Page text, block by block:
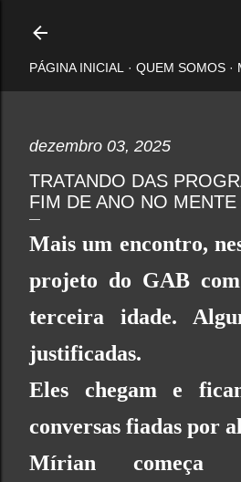
PÁGINA INICIAL QUEM SOMOS
dezembro 03, 2025
TRATANDO DAS
FIM DE ANO NO MENTE
Mais um encontro,
projeto do GAB
terceira idade.
justificadas.
Eles chegam e
conversas fiadas por
Mírian começa